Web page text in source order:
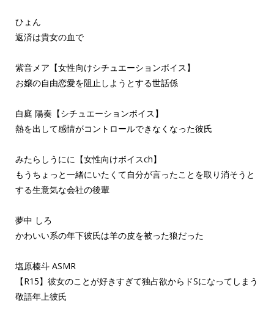
ひょん
返済は貴女の血で
紫音メア【女性向けシチュエーションボイス】
お嬢の自由恋愛を阻止しようとする世話係
白庭 陽奏【シチュエーションボイス】
熱を出して感情がコントロールできなくなった彼氏
みたらしうにに【女性向けボイスch】
もうちょっと一緒にいたくて自分が言ったことを取り消そうと
する生意気な会社の後輩
夢中 しろ
かわいい系の年下彼氏は羊の皮を被った狼だった
塩原榛斗 ASMR
【R15】彼女のことが好きすぎて独占欲からドSになってしまう
敬語年上彼氏